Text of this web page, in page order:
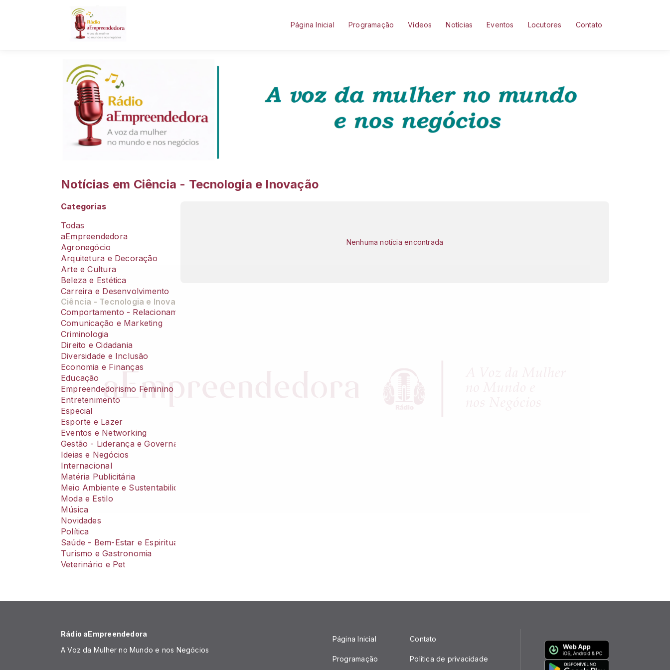
Página Inicial Programação Vídeos Notícias Eventos Locutores Contato
Notícias em Ciência - Tecnologia e Inovação
Categorias
Todas
aEmpreendedora
Agronegócio
Arquitetura e Decoração
Arte e Cultura
Beleza e Estética
Carreira e Desenvolvimento
Ciência - Tecnologia e Inovação
Comportamento - Relacionamento e Sexo
Comunicação e Marketing
Criminologia
Direito e Cidadania
Diversidade e Inclusão
Economia e Finanças
Educação
Empreendedorismo Feminino
Entretenimento
Especial
Esporte e Lazer
Eventos e Networking
Gestão - Liderança e Governança
Ideias e Negócios
Internacional
Matéria Publicitária
Meio Ambiente e Sustentabilidade
Moda e Estilo
Música
Novidades
Política
Saúde - Bem-Estar e Espiritualidade
Turismo e Gastronomia
Veterinário e Pet
Nenhuma notícia encontrada
Rádio aEmpreendedora
A Voz da Mulher no Mundo e nos Negócios
Página Inicial
Programação
Contato
Política de privacidade